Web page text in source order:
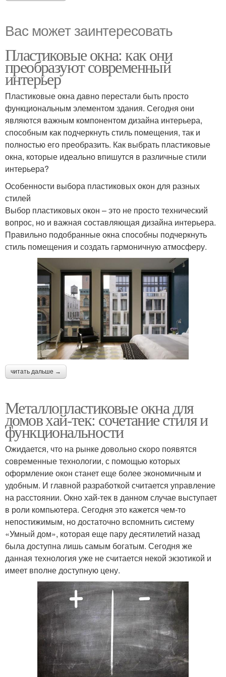
Вас может заинтересовать
Пластиковые окна: как они
преобразуют современный
интерьер
Пластиковые окна давно перестали быть просто
функциональным элементом здания. Сегодня они
являются важным компонентом дизайна интерьера,
способным как подчеркнуть стиль помещения, так и
полностью его преобразить. Как выбрать пластиковые
окна, которые идеально впишутся в различные стили
интерьера?
Особенности выбора пластиковых окон для разных
стилей
Выбор пластиковых окон – это не просто технический
вопрос, но и важная составляющая дизайна интерьера.
Правильно подобранные окна способны подчеркнуть
стиль помещения и создать гармоничную атмосферу.
читать дальше →
Металлопластиковые окна для
домов хай-тек: сочетание стиля и
функциональности
Ожидается, что на рынке довольно скоро появятся
современные технологии, с помощью которых
оформление окон станет еще более экономичным и
удобным. И главной разработкой считается управление
на расстоянии. Окно хай-тек в данном случае выступает
в роли компьютера. Сегодня это кажется чем-то
непостижимым, но достаточно вспомнить систему
«Умный дом», которая еще пару десятилетий назад
была доступна лишь самым богатым. Сегодня же
данная технология уже не считается некой экзотикой и
имеет вполне доступную цену.